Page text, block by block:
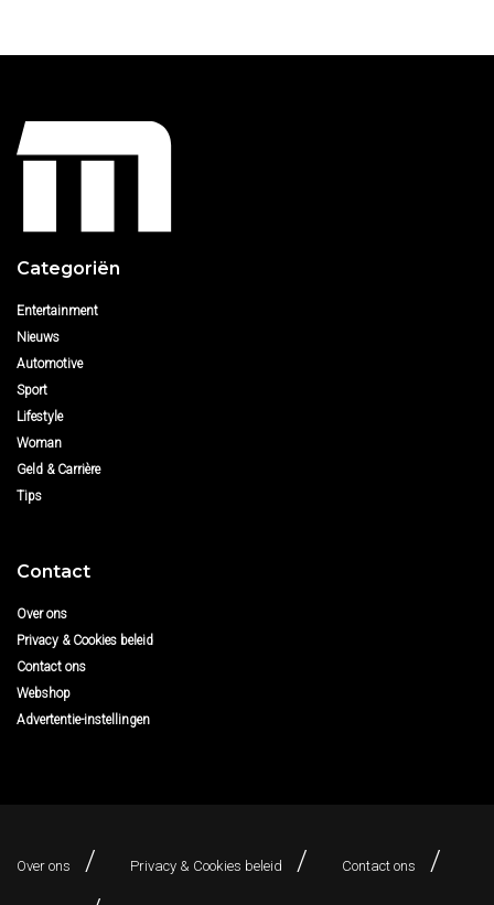
Categoriën
Entertainment
Nieuws
Automotive
Sport
Lifestyle
Woman
Geld & Carrière
Tips
Contact
Over ons
Privacy & Cookies beleid
Contact ons
Webshop
Advertentie-instellingen
Over ons Privacy & Cookies beleid Contact ons